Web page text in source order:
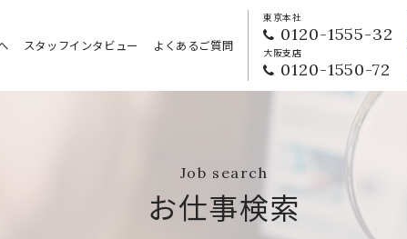
スタッフインタビュー よくあるご質問
東京本社
0120-1555-32
大阪支店
0120-1550-72
Job search
お仕事検索